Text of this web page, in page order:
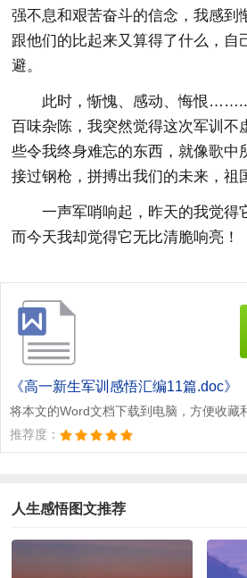
强不息和艰苦奋斗的信念，我感到
跟他们的比起来又算得了什么，自
避。
此时，惭愧、感动、悔恨……..
百味杂陈，我突然觉得这次军训不
些令我终身难忘的东西，就像歌中
接过钢枪，拼搏出我们的未来，祖
一声军哨响起，昨天的我觉得
而今天我却觉得它无比清脆响亮！
《高一新生军训感悟汇编11篇.doc》
将本文的Word文档下载到电脑，方便收藏
推荐度：
人生感悟图文推荐